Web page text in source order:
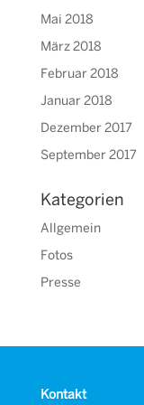
Mai 2018
März 2018
Februar 2018
Januar 2018
Dezember 2017
September 2017
Kategorien
Allgemein
Fotos
Presse
Kontakt